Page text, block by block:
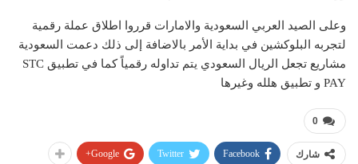
وعلى الصيد العربي السعودية والامارات قرروا اطلاق عملة رقمية
لتجربه البلوكشين في بداية الأمر بالاضافة إلى ذلك دعمت السعودية
مشاريع تجعل الريال السعودي يتم تداوله رقمياً كما في تطبيق STC
PAY و تطبيق هلله وغيرها
0
شارك Facebook
Twitter
Google+